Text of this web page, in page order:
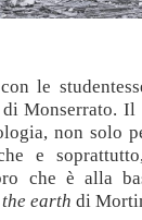
le
Monserrato. Il
non solo
e
che è alla
earth di